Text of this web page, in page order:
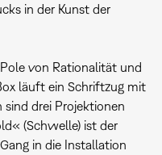
in der Kunst der
von Rationalität und
läuft ein Schriftzug mit
drei Projektionen
(Schwelle) ist der
in die Installation